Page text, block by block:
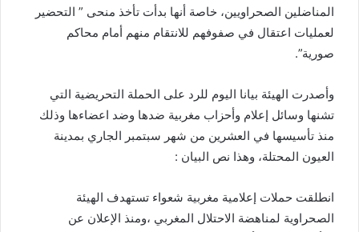
n
e
المناضلين الصحراويين، خاصة أنها بدأت تأخذ منحى ” التحضير
لعمليات اعتقال في صفوفهم للانتقام منهم أمام محاكم
صورية”.
وأصدرت الهيئة بيانا اليوم للرد على الحملة التحريضية التي
تشنها وسائل إعلام وأحزاب مغربية ضدها وضد اعضاءها وذلك
منذ تأسيسها في العشرين من شهر سبتمبر الجاري بمدينة
العيون المحتلة، وهذا نص البيان :
انطلقت حملات إعلامية مغربية شعواء تستهدف الهيئة
الصحراوية لمناهضة الاحتلال المغربي ،ومنذ الإعلان عن